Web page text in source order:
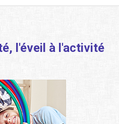
l'éveil à l'activité